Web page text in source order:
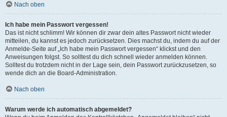
Nach oben
Ich habe mein Passwort vergessen!
Das ist nicht schlimm! Wir können dir zwar dein altes Passwort nicht wieder
mitteilen, du kannst es jedoch zurücksetzen. Dies machst du, indem du auf der
Anmelde-Seite auf „Ich habe mein Passwort vergessen“ klickst und den
Anweisungen folgst. So solltest du dich schnell wieder anmelden können.
Solltest du trotzdem nicht in der Lage sein, dein Passwort zurückzusetzen, so
wende dich an die Board-Administration.
Nach oben
Warum werde ich automatisch abgemeldet?